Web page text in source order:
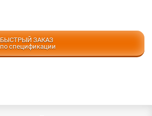
БЫСТРЫЙ ЗАКАЗ
по спецификации